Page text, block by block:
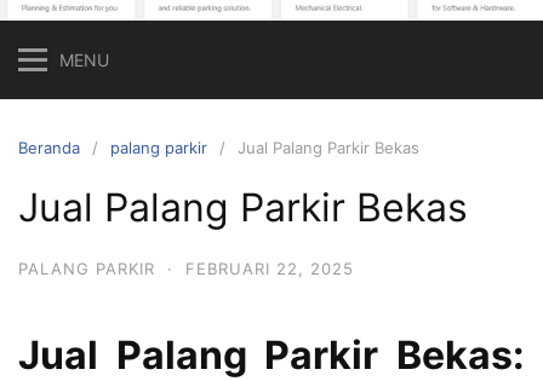
MENU
Beranda palang parkir Jual Palang Parkir Bekas
Jual Palang Parkir Bekas
PALANG PARKIR · FEBRUARI 22, 2025
Jual Palang Parkir Bekas: